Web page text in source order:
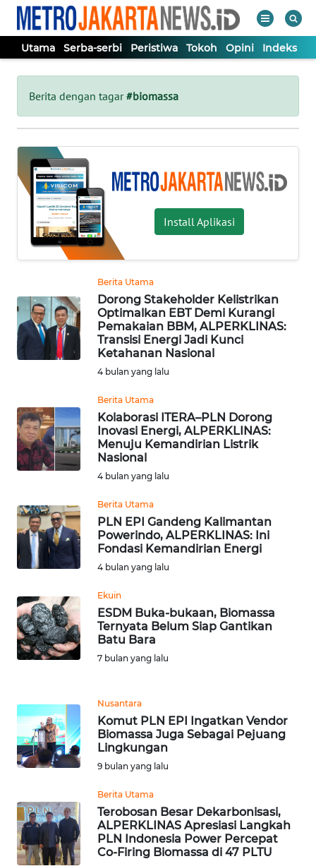
Utama Serba-serbi Peristiwa Tokoh Opini Indeks
Berita dengan tagar#biomassa
Install Aplikasi
Berita Utama
Dorong Stakeholder Kelistrikan
Optimalkan EBT Demi Kurangi
Pemakaian BBM, ALPERKLINAS:
Transisi Energi Jadi Kunci
Ketahanan Nasional
4 bulan yang lalu
Berita Utama
Kolaborasi ITERA–PLN Dorong
Inovasi Energi, ALPERKLINAS:
Menuju Kemandirian Listrik
Nasional
4 bulan yang lalu
Berita Utama
PLN EPI Gandeng Kalimantan
Powerindo, ALPERKLINAS: Ini
Fondasi Kemandirian Energi
4 bulan yang lalu
Ekuin
ESDM Buka-bukaan, Biomassa
Ternyata Belum Siap Gantikan
Batu Bara
7 bulan yang lalu
Nusantara
Komut PLN EPI Ingatkan Vendor
Biomassa Juga Sebagai Pejuang
Lingkungan
9 bulan yang lalu
Berita Utama
Terobosan Besar Dekarbonisasi,
ALPERKLINAS Apresiasi Langkah
PLN Indonesia Power Percepat
Co-Firing Biomassa di 47 PLTU
Tutup
UTAMA
SERBA-
SERBI
PERISTIWA
TOKOH
OPINI
Informasi
KONTAK
KAMI
TENTANG
KAMI
MEDIA
SIBER
REDAKSI
DISCLAIMER
Wahana
News
WN
SUMUT